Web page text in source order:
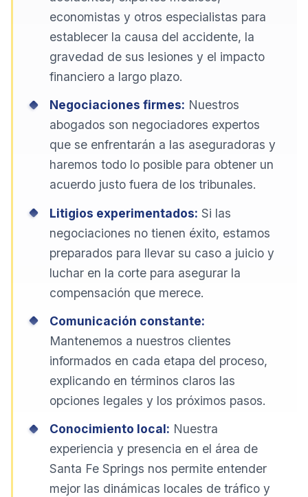
economistas y otros especialistas para
establecer la causa del accidente, la
gravedad de sus lesiones y el impacto
financiero a largo plazo.
Negociaciones firmes: Nuestros
abogados son negociadores expertos
que se enfrentarán a las aseguradoras y
haremos todo lo posible para obtener un
acuerdo justo fuera de los tribunales.
Litigios experimentados: Si las
negociaciones no tienen éxito, estamos
preparados para llevar su caso a juicio y
luchar en la corte para asegurar la
compensación que merece.
Comunicación constante:
Mantenemos a nuestros clientes
informados en cada etapa del proceso,
explicando en términos claros las
opciones legales y los próximos pasos.
Conocimiento local: Nuestra
experiencia y presencia en el área de
Santa Fe Springs nos permite entender
mejor las dinámicas locales de tráfico y